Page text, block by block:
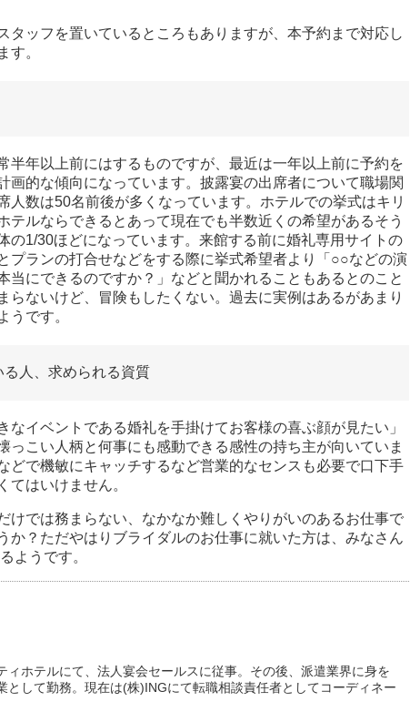
タッフを置いているところもありますが、本予約まで対応し
す。
半年以上前にはするものですが、最近は一年以上前に予約を
画的な傾向になっています。披露宴の出席者について職場関
人数は50名前後が多くなっています。ホテルでの挙式はキリ
テルならできるとあって現在でも半数近くの希望があるそう
の1/30ほどになっています。来館する前に婚礼専用サイトの
プランの打合せなどをする際に挙式希望者より「○○などの演
当にできるのですか？」などと聞かれることもあるとのこと
らないけど、冒険もしたくない。過去に実例はあるがあまり
うです。
人、求められる資質
イベントである婚礼を手掛けてお客様の喜ぶ顔が見たい」
っこい人柄と何事にも感動できる感性の持ち主が向いていま
どで機敏にキャッチするなど営業的なセンスも必要で口下手
てはいけません。
けでは務まらない、なかなか難しくやりがいのあるお仕事で
か？ただやはりブライダルのお仕事に就いた方は、みなさん
ようです。
ィホテルにて、法人宴会セールスに従事。その後、派遣業界に身を
として勤務。現在は(株)INGにて転職相談責任者としてコーディネー